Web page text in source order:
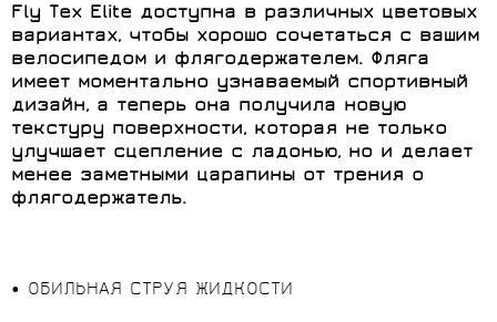
Fly Tex Elite доступна в различных цветовых
вариантах, чтобы хорошо сочетаться с вашим
велосипедом и флягодержателем. Фляга
имеет моментально узнаваемый спортивный
дизайн, а теперь она получила новую
текстуру поверхности, которая не только
улучшает сцепление с ладонью, но и делает
менее заметными царапины от трения о
флягодержатель.
• ОБИЛЬНАЯ СТРУЯ ЖИДКОСТИ